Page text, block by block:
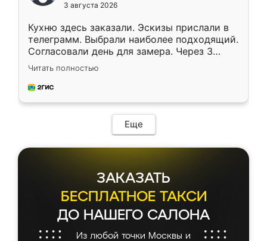
3 августа 2026
Кухню здесь заказали. Эскизы прислали в
телеграмм. Выбрали наиболее подходящий.
Согласовали день для замера. Через 3
недели кухня была уже готова. Остались
довольны работой. Спасибо Ренессанс
мебель за качественную работу!
Читать полностью
Еще
ЗАКАЗАТЬ
БЕСПЛАТНОЕ ТАКСИ
ДО НАШЕГО САЛОНА
Из любой точки Москвы и